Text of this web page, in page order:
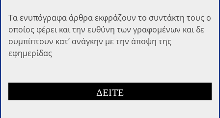
Τα ενυπόγραφα άρθρα εκφράζουν το συντάκτη τους ο
οποίος φέρει και την ευθύνη των γραφομένων και δε
συμπίπτουν κατ’ ανάγκην με την άποψη της
εφημερίδας
ΔΕΙΤΕ